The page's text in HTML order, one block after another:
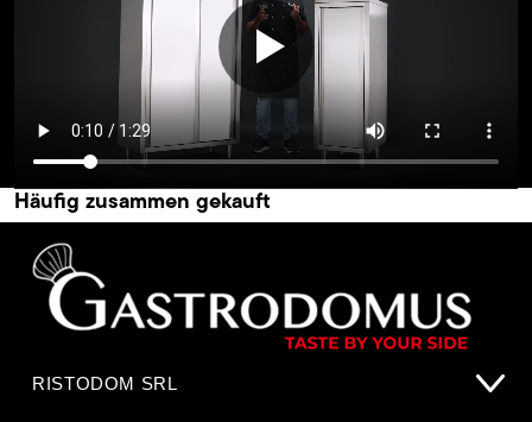
Häufig zusammen gekauft
RISTODOM SRL